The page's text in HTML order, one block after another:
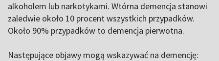
alkoholem lub narkotykami. Wtórna demencja stanowi
zaledwie około 10 procent wszystkich przypadków.
Około 90% przypadków to demencja pierwotna.
Następujące objawy mogą wskazywać na demencję: